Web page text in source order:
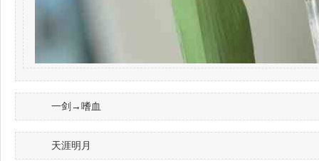
一剑→嗜血
天涯明月